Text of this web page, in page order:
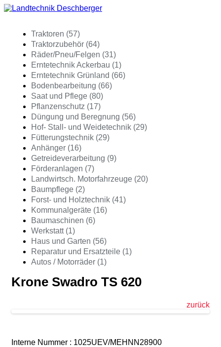
Traktoren (57)
Traktorzubehör (64)
Räder/Pneu/Felgen (31)
Erntetechnik Ackerbau (1)
Erntetechnik Grünland (66)
Bodenbearbeitung (66)
Saat und Pflege (80)
Pflanzenschutz (17)
Düngung und Beregnung (56)
Hof- Stall- und Weidetechnik (29)
Fütterungstechnik (29)
Anhänger (16)
Getreideverarbeitung (9)
Förderanlagen (7)
Landwirtsch. Motorfahrzeuge (20)
Baumpflege (2)
Forst- und Holztechnik (41)
Kommunalgeräte (16)
Baumaschinen (6)
Werkstatt (1)
Haus und Garten (56)
Reparatur und Ersatzteile (1)
Autos / Motorräder (1)
Krone Swadro TS 620
zurück
Interne Nummer : 1025UEV/MEHNN28900